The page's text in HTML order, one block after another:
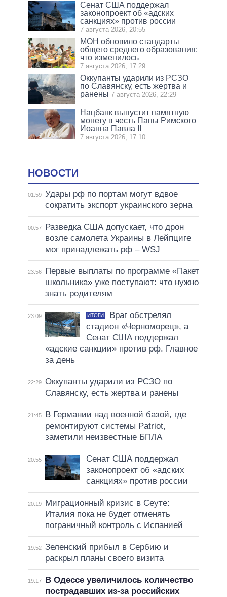
Сенат США поддержал
законопроект об «адских
санкциях» против россии
7 августа 2026, 20:55
МОН обновило стандарты
общего среднего образования:
что изменилось
7 августа 2026, 17:29
Оккупанты ударили из РСЗО
по Славянску, есть жертва и
ранены 7 августа 2026, 22:29
Нацбанк выпустит памятную
монету в честь Папы Римского
Иоанна Павла II
7 августа 2026, 17:10
НОВОСТИ
01:59 Удары рф по портам могут вдвое
сократить экспорт украинского зерна
00:57
Разведка США допускает, что дрон
возле самолета Украины в Лейпциге
мог принадлежать рф – WSJ
23:56
Первые выплаты по программе «Пакет
школьника» уже поступают: что нужно
знать родителям
23:09 ИТОГИ
Враг обстрелял
стадион «Черноморец», а
Сенат США поддержал
«адские санкции» против рф. Главное
за день
22:29 Оккупанты ударили из РСЗО по
Славянску, есть жертва и ранены
21:45
В Германии над военной базой, где
ремонтируют системы Patriot,
заметили неизвестные БПЛА
20:55
Сенат США поддержал
законопроект об «адских
санкциях» против россии
20:19
Миграционный кризис в Сеуте:
Италия пока не будет отменять
пограничный контроль с Испанией
19:52 Зеленский прибыл в Сербию и
раскрыл планы своего визита
19:17
В Одессе увеличилось количество
пострадавших из-за российских